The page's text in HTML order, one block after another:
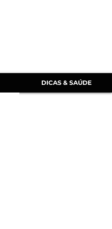
DICAS & SAÚDE